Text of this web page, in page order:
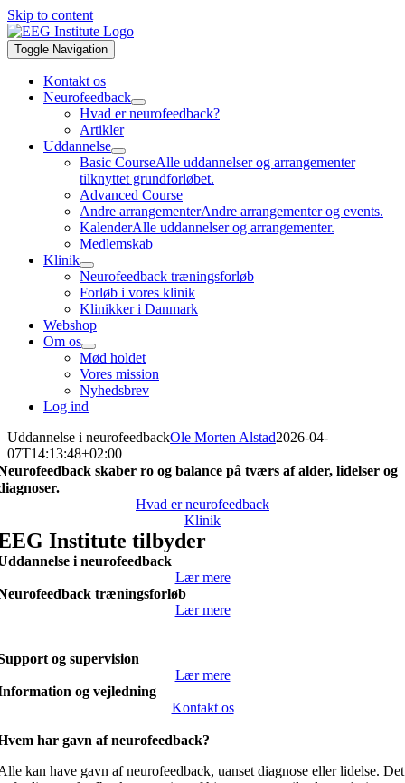
Skip to content
Toggle Navigation
Kontakt os
Neurofeedback
Hvad er neurofeedback?
Artikler
Uddannelse
Basic CourseAlle uddannelser og arrangementer
tilknyttet grundforløbet.
Advanced Course
Andre arrangementerAndre arrangementer og events.
KalenderAlle uddannelser og arrangementer.
Medlemskab
Klinik
Neurofeedback træningsforløb
Forløb i vores klinik
Klinikker i Danmark
Webshop
Om os
Mød holdet
Vores mission
Nyhedsbrev
Log ind
Uddannelse i neurofeedbackOle Morten Alstad2026-04-
07T14:13:48+02:00
skaber ro og balance på tværs af alder, lidelser og
Hvad er neurofeedback
Klinik
Institute tilbyder
i neurofeedback
Lær mere
træningsforløb
Lær mere
og supervision
Lær mere
og vejledning
Kontakt os
har gavn af neurofeedback?
kan have gavn af neurofeedback, uanset diagnose eller lidelse. Det